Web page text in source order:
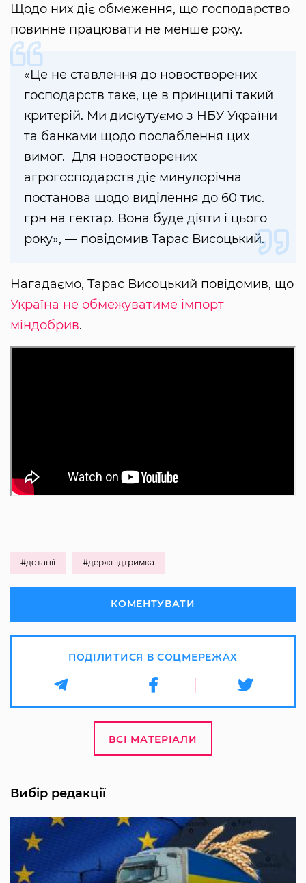
Щодо них діє обмеження, що господарство
повинне працювати не менше року.
«Це не ставлення до новостворених
господарств таке, це в принципі такий
критерій. Ми дискутуємо з НБУ України
та банками щодо послаблення цих
вимог. Для новостворених
агрогосподарств діє минулорічна
постанова щодо виділення до 60 тис.
грн на гектар. Вона буде діяти і цього
року», — повідомив Тарас Висоцький.
Нагадаємо, Тарас Висоцький повідомив, що
Україна не обмежуватиме імпорт
міндобрив.
#дотації #держпідтримка
КОМЕНТУВАТИ
ПОДІЛИТИСЯ В СОЦМЕРЕЖАХ
ВСІ МАТЕРІАЛИ
Вибір редакції